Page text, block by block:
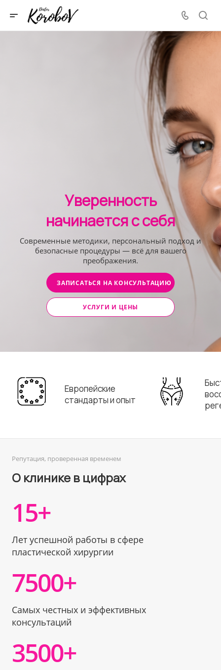
Уверенность
начинается с себя
Современные методики, персональный подход и
безопасные процедуры — всё для вашего
преображения.
ЗАПИСАТЬСЯ НА КОНСУЛЬТАЦИЮ
УСЛУГИ И ЦЕНЫ
Европейские
стандарты и опыт
Репутация, проверенная временем
О клинике в цифрах
15+
Лет успешной работы в сфере
пластической хирургии
7500+
Cамых честных и эффективных
консультаций
3500+